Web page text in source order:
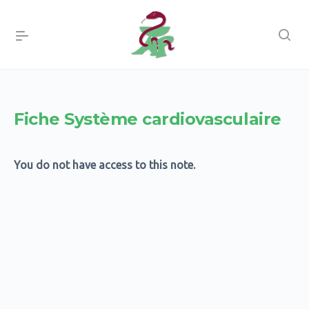
Fiche Système cardiovasculaire
You do not have access to this note.